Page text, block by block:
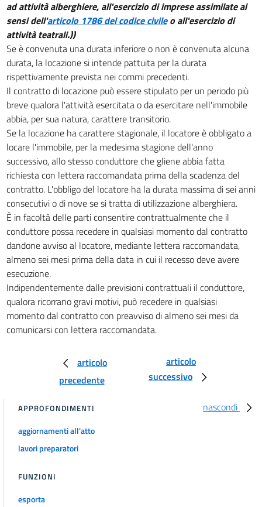
27
28
29
30
31
32
33
34
35
36
37
38
39
40
41
42
Capo III
DISPOSIZIONI PROCESSUALI
43
47
51
52
ad attività alberghiere, all'esercizio di imprese assimilate ai
sensi dell'articolo 1786 del codice civileo all'esercizio di
attività teatrali.))
Se è convenuta una durata inferiore o non è convenuta alcuna
durata, la locazione si intende pattuita per la durata
rispettivamente prevista nei commi precedenti.
Il contratto di locazione può essere stipulato per un periodo più
breve qualora l'attività esercitata o da esercitare nell'immobile
abbia, per sua natura, carattere transitorio.
Se la locazione ha carattere stagionale, il locatore è obbligato a
locare l'immobile, per la medesima stagione dell'anno
successivo, allo stesso conduttore che gliene abbia fatta
richiesta con lettera raccomandata prima della scadenza del
contratto. L'obbligo del locatore ha la durata massima di sei anni
consecutivi o di nove se si tratta di utilizzazione alberghiera.
È in facoltà delle parti consentire contrattualmente che il
conduttore possa recedere in qualsiasi momento dal contratto
dandone avviso al locatore, mediante lettera raccomandata,
almeno sei mesi prima della data in cui il recesso deve avere
esecuzione.
Indipendentemente dalle previsioni contrattuali il conduttore,
qualora ricorrano gravi motivi, può recedere in qualsiasi
momento dal contratto con preavviso di almeno sei mesi da
comunicarsi con lettera raccomandata.
articolo
precedente
articolo
successivo
nascondi
APPROFONDIMENTI
aggiornamenti all'atto
lavori preparatori
FUNZIONI
esporta